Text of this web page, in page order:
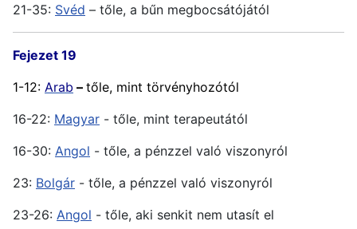
21-35: Svéd – tőle, a bűn megbocsátójától
Fejezet 19
1-12: Arab – tőle, mint törvényhozótól
16-22: Magyar - tőle, mint terapeutától
16-30: Angol - tőle, a pénzzel való viszonyról
23: Bolgár - tőle, a pénzzel való viszonyról
23-26: Angol - tőle, aki senkit nem utasít el